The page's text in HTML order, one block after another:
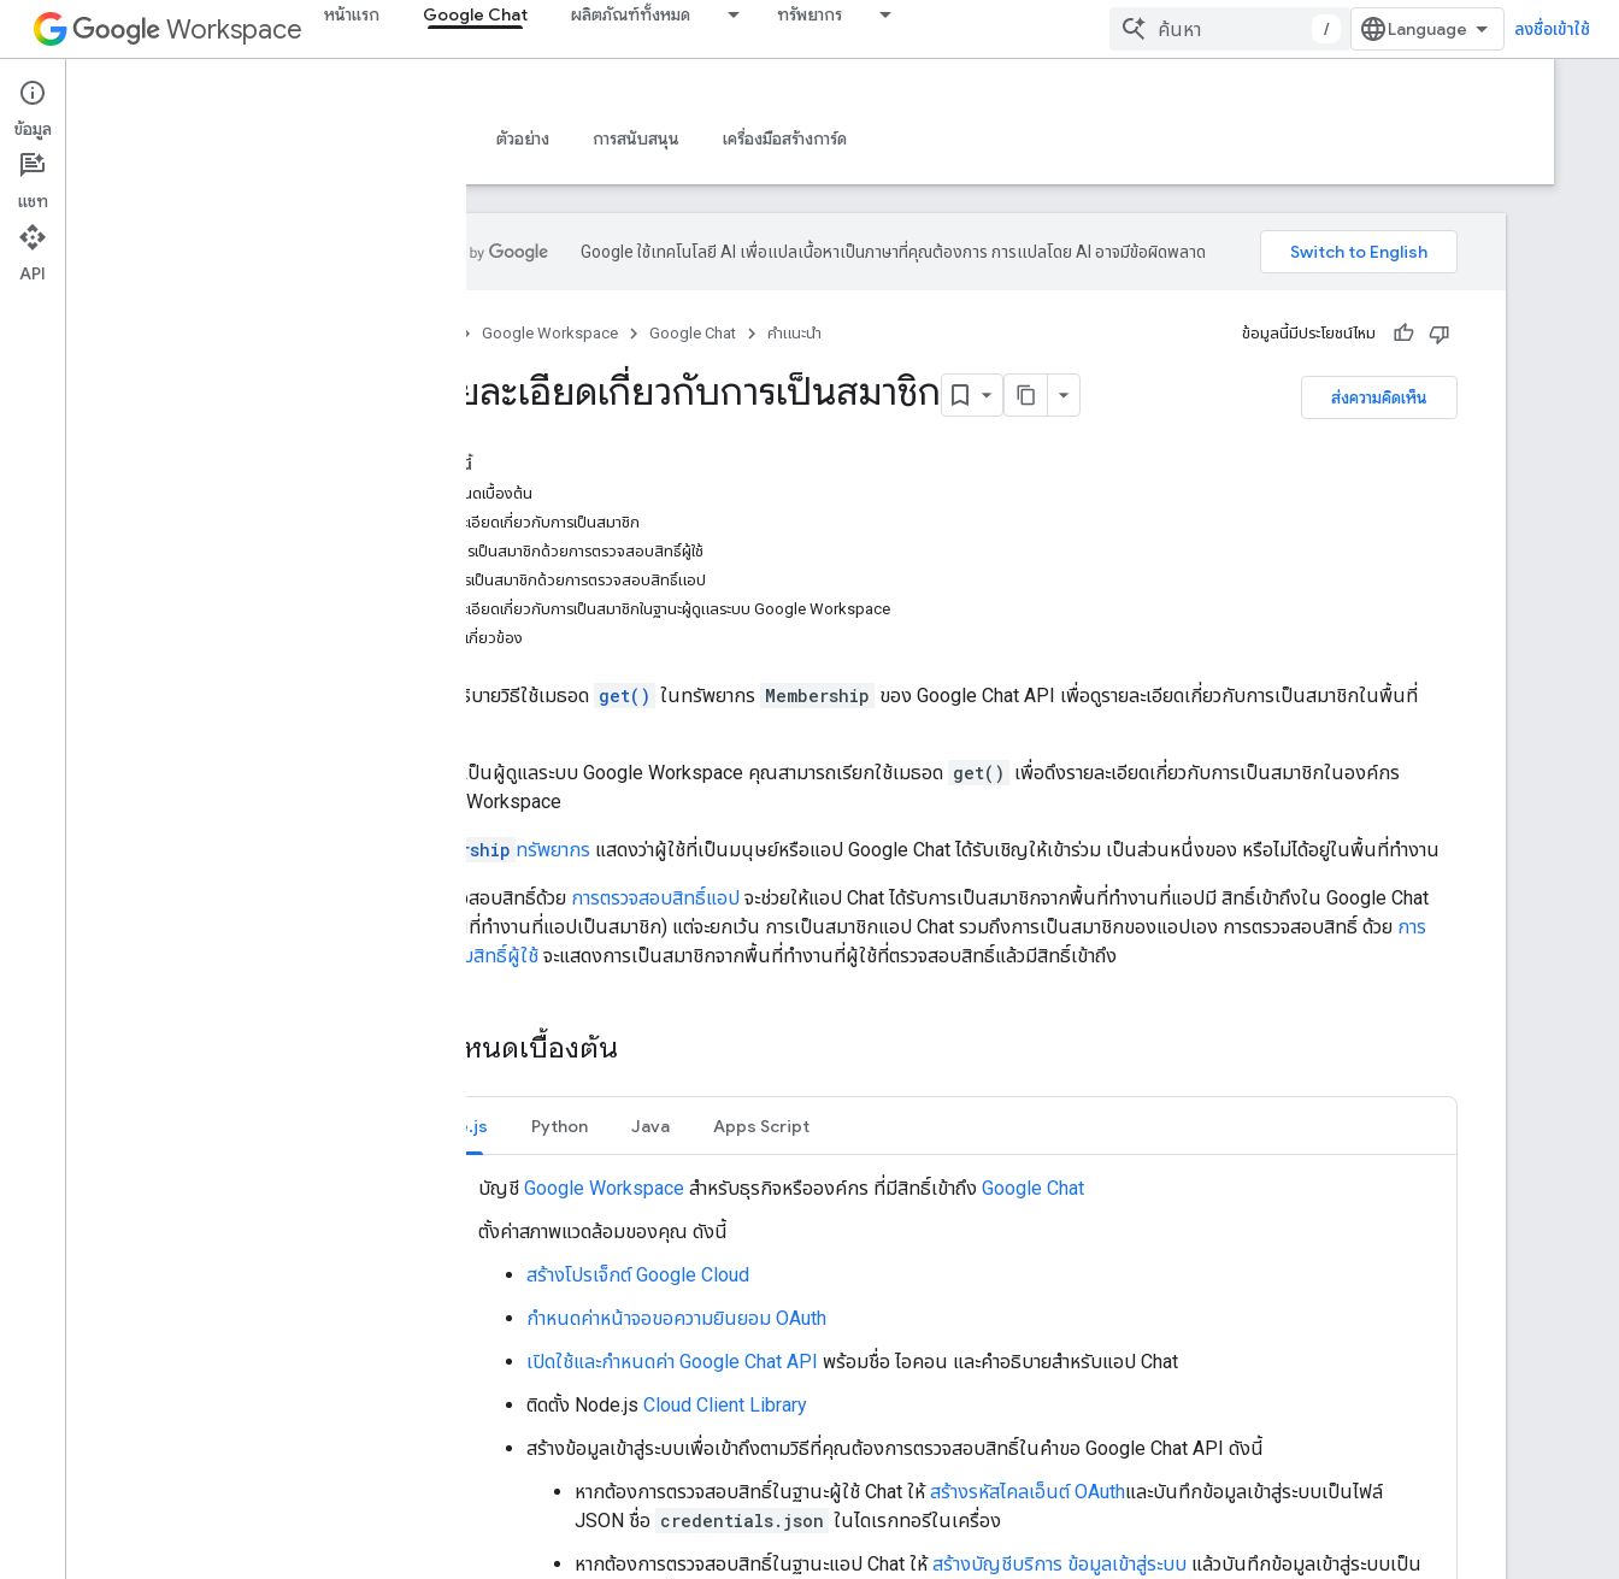
Workspace หน้าแรก Google Chat ผลิตภัณฑ์ทั้งหมด ทรัพยากร
/ ลงชื่อเข้าใช้
Google Chat
ภาพรวม ตัวอย่าง การสนับสนุน เครื่องมือสร้างการ์ด
Google ใช้เทคโนโลยี AI เพื่อแปลเนื้อหาเป็นภาษาที่คุณต้องการ การแปลโดย AI อาจมีข้อผิดพลาด
Google Workspace Google Chat คำแนะนำ ข้อมูลนี้มีประโยชน์ไหม
ส่งความคิดเห็น
ดูรายละเอียดเกี่ยวกับการเป็นสมาชิก
ในหน้านี้
ข้อกำหนดเบื้องต้น
ดูรายละเอียดเกี่ยวกับการเป็นสมาชิก
รับการเป็นสมาชิกด้วยการตรวจสอบสิทธิ์ผู้ใช้
สมัครเป็นสมาชิกด้วยการตรวจสอบสิทธิ์แอป
ดูรายละเอียดเกี่ยวกับการเป็นสมาชิกในฐานะผู้ดูแลระบบ Google Workspace
หัวข้อที่เกี่ยวข้อง
คู่มือนี้อธิบายวิธีใช้เมธอด get() ในทรัพยากร Membership ของ Google Chat API เพื่อดูรายละเอียดเกี่ยวกับการเป็นสมาชิกในพื้นที่
หากคุณเป็นผู้ดูแลระบบ Google Workspace คุณสามารถเรียกใช้เมธอด get() เพื่อดึงรายละเอียดเกี่ยวกับการเป็นสมาชิกในองค์กร
Google Workspace
Membership ทรัพยากร แสดงว่าผู้ใช้ที่เป็นมนุษย์หรือแอป Google Chat ได้รับเชิญให้เข้าร่วม เป็นส่วนหนึ่งของ หรือไม่ได้อยู่ในพื้นที่ทำงาน
การตรวจสอบสิทธิ์ด้วย การตรวจสอบสิทธิ์แอป จะช่วยให้แอป Chat ได้รับการเป็นสมาชิกจากพื้นที่ทำงานที่แอปมี สิทธิ์เข้าถึงใน Google Chat
(เช่น พื้นที่ทำงานที่แอปเป็นสมาชิก) แต่จะยกเว้น การเป็นสมาชิกแอป Chat รวมถึงการเป็นสมาชิกของแอปเอง การตรวจสอบสิทธิ์ ด้วย การ
ตรวจสอบสิทธิ์ผู้ใช้ จะแสดงการเป็นสมาชิกจากพื้นที่ทำงานที่ผู้ใช้ที่ตรวจสอบสิทธิ์แล้วมีสิทธิ์เข้าถึง
ข้อกำหนดเบื้องต้น
Node.js Python Java Apps Script
บัญชี Google Workspace สำหรับธุรกิจหรือองค์กร ที่มีสิทธิ์เข้าถึง Google Chat
ตั้งค่าสภาพแวดล้อมของคุณ ดังนี้
สร้างโปรเจ็กต์ Google Cloud
กำหนดค่าหน้าจอขอความยินยอม OAuth
เปิดใช้และกำหนดค่า Google Chat API พร้อมชื่อ ไอคอน และคำอธิบายสำหรับแอป Chat
ติดตั้ง Node.js Cloud Client Library
สร้างข้อมูลเข้าสู่ระบบเพื่อเข้าถึงตามวิธีที่คุณต้องการตรวจสอบสิทธิ์ในคำขอ Google Chat API ดังนี้
หากต้องการตรวจสอบสิทธิ์ในฐานะผู้ใช้ Chat ให้สร้างรหัสไคลเอ็นต์ OAuthและบันทึกข้อมูลเข้าสู่ระบบเป็นไฟล์
JSON ชื่อ credentials.json ในไดเรกทอรีในเครื่อง
หากต้องการตรวจสอบสิทธิ์ในฐานะแอป Chat ให้สร้างบัญชีบริการ ข้อมูลเข้าสู่ระบบ แล้วบันทึกข้อมูลเข้าสู่ระบบเป็น
ข้อมูล
แชท
API